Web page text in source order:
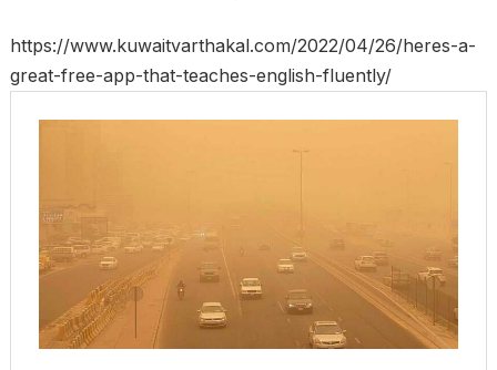
https://www.kuwaitvarthakal.com/2022/04/26/heres-a-
great-free-app-that-teaches-english-fluently/